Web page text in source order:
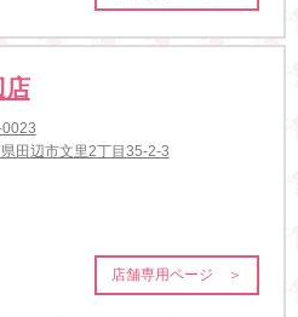
店
田辺市文里2丁目35-2-3
店舗専用ページ ＞